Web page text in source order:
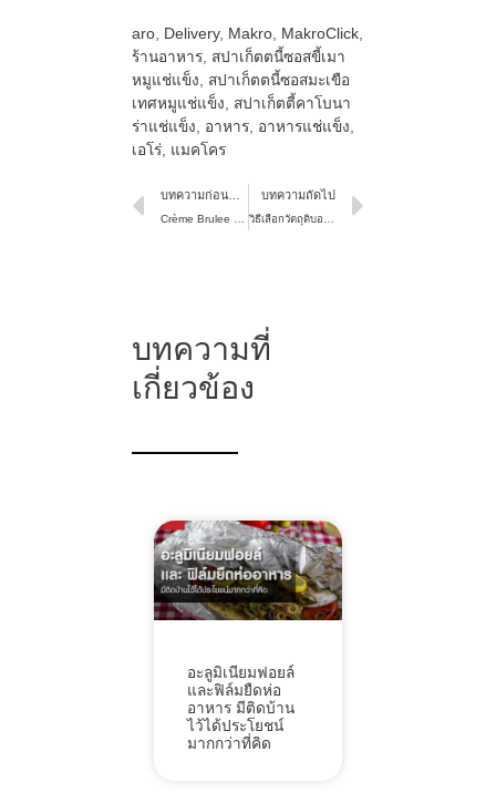
aro, Delivery, Makro, MakroClick,
ร้านอาหาร, สปาเก็ตตนี้ซอสขี้เมา
หมูแช่แข็ง
สปาเก็ตตนี้ซอสมะเขือ
เทศหมูแช่แข็ง
สปาเก็ตตี้คาโบนา
ร่าแช่แข็ง
อาหาร, อาหารแช่แข็ง
เอโร่, แมคโคร
บทความก่อนหน้า บทความถัดไป
บทความที่
เกี่ยวข้อง
อะลูมิเนียมฟอยล์
และฟิล์มยืดห่อ
อาหาร มีติดบ้าน
ไว้ได้ประโยชน์
มากกว่าที่คิด